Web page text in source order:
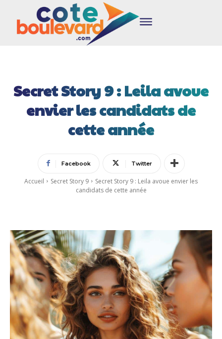
Secret Story 9 : Leila avoue
envier les candidats de
cette année
Facebook Twitter
Accueil Secret Story 9
Secret Story 9 : Leila avoue envier les
candidats de cette année